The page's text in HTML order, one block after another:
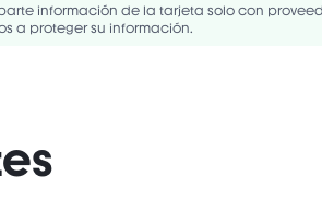
CETEARETH-25, BUTYLENE GLYCOL,
información de la tarjeta solo con
a proteger su información.